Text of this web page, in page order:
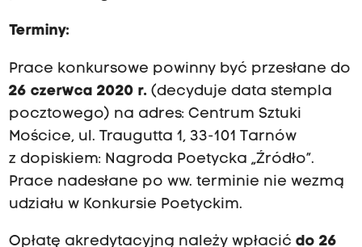
Terminy:
Prace konkursowe powinny być przesłane do
26 czerwca 2020 r.(decyduje data stempla
pocztowego) na adres: Centrum Sztuki
Mościce, ul. Traugutta 1, 33-101 Tarnów
z dopiskiem: Nagroda Poetycka „Źródło”.
Prace nadesłane po ww. terminie nie wezmą
udziału w Konkursie Poetyckim.
Opłatę akredytacyjną należy wpłacić do 26